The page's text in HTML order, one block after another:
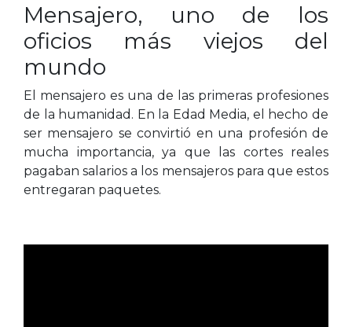
Mensajero, uno de los
oficios más viejos del
mundo
El mensajero es una de las primeras profesiones
de la humanidad. En la Edad Media, el hecho de
ser mensajero se convirtió en una profesión de
mucha importancia, ya que las cortes reales
pagaban salarios a los mensajeros para que estos
entregaran paquetes.